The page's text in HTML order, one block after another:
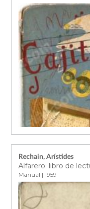
Rechain, Arístides
Alfarero: libro de
Manual | 1959